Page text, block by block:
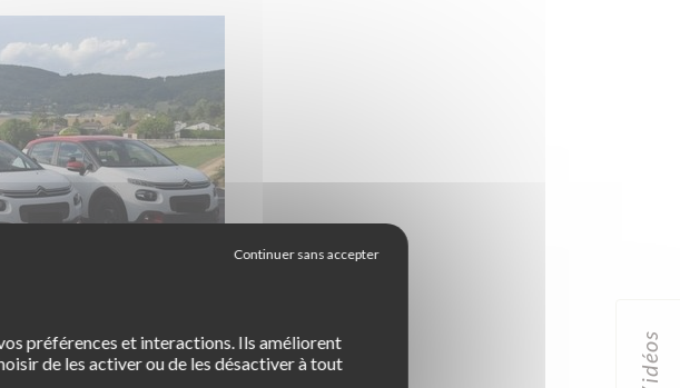
idéos
préférences et interactions. Ils améliorent
de les activer ou de les désactiver à tout